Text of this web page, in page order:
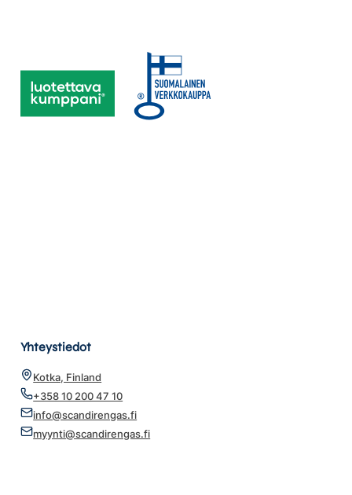
Yhteystiedot
Kotka, Finland
+358 10 200 47 10
info@scandirengas.fi
myynti@scandirengas.fi